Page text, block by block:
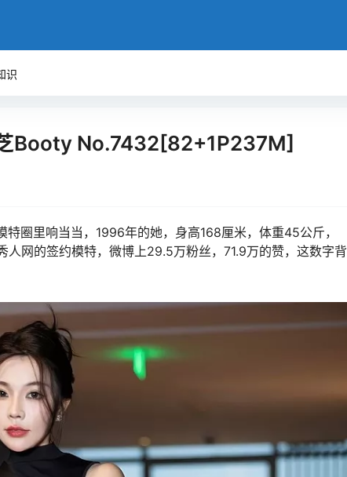
识
Booty No.7432[82+1P237M]
圈里响当当，1996年的她，身高168厘米，体重45公斤，
网的签约模特，微博上29.5万粉丝，71.9万的赞，这数字背